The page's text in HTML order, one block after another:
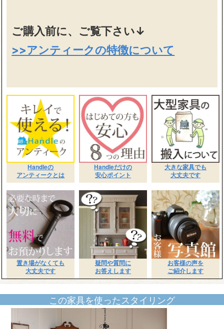
ご購入前に、ご覧下さい↓
>>アンティークの特徴について
Handleの
アンティークとは
Handleだけの
安心ポイント
大きな家具でも
大丈夫です
置き場がなくても
大丈夫です
疑問や質問に
お答えします
お客様の声を
ご紹介します
この家具を使ったスタイリング